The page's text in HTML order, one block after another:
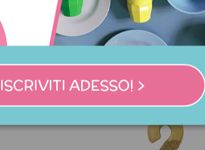
ANCHE:
ISCRIVITI ADESSO! >